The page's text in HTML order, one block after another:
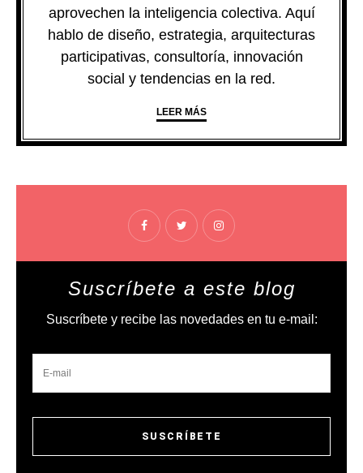
aprovechen la inteligencia colectiva. Aquí
hablo de diseño, estrategia, arquitecturas
participativas, consultoría, innovación
social y tendencias en la red.
LEER MÁS
Suscríbete a este blog
Suscríbete y recibe las novedades en tu e-mail: